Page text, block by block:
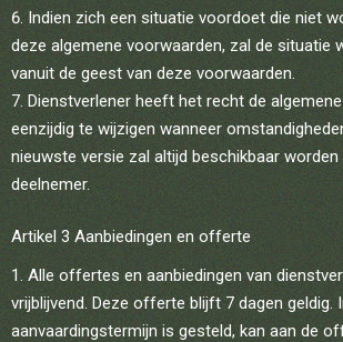
Indien zich een situatie voordoet die niet
deze algemene voorwaarden, zal de situatie
vanuit de geest van deze voorwaarden.
Dienstverlener heeft het recht de
eenzijdig te wijzigen wanneer
nieuwste versie zal altijd beschikbaar
deelnemer.
Artikel 3 Aanbiedingen en offerte
Alle offertes en aanbiedingen van
vrijblijvend. Deze offerte blijft 7 dagen geldig.
aanvaardingstermijn is gesteld, kan aan de